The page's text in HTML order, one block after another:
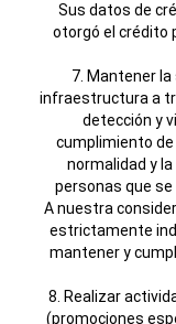
Sus datos de
otorgó el crédito
7. Mantener
infraestructura a
detección y
cumplimiento de
normalidad y
personas que
A nuestra
estrictamente
mantener y
8. Realizar
(promociones